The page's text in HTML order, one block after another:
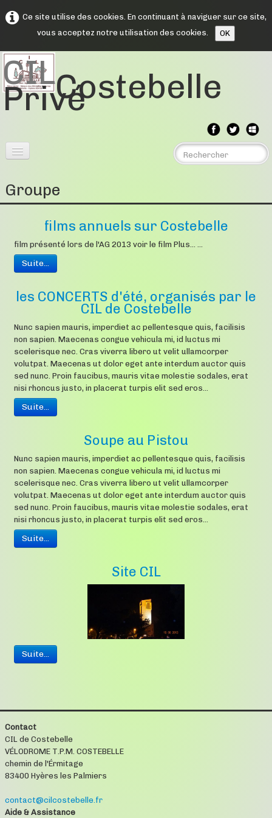
Ce site utilise des cookies. En continuant à naviguer sur ce site,
vous acceptez notre utilisation des cookies.
OK
CILCostebelle
Privé
Assemblée Générales▼
Comptes rendus
Souvenirs
Groupe
films annuels sur Costebelle
film présenté lors de l'AG 2013 voir le film Plus... ...
Suite...
les CONCERTS d'été, organisés par le
CIL de Costebelle
Nunc sapien mauris, imperdiet ac pellentesque quis, facilisis
non sapien. Maecenas congue vehicula mi, id luctus mi
scelerisque nec. Cras viverra libero ut velit ullamcorper
volutpat. Maecenas ut dolor eget ante interdum auctor quis
sed nunc. Proin faucibus, mauris vitae molestie sodales, erat
nisi rhoncus justo, in placerat turpis elit sed eros...
Suite...
Soupe au Pistou
Nunc sapien mauris, imperdiet ac pellentesque quis, facilisis
non sapien. Maecenas congue vehicula mi, id luctus mi
scelerisque nec. Cras viverra libero ut velit ullamcorper
volutpat. Maecenas ut dolor eget ante interdum auctor quis
sed nunc. Proin faucibus, mauris vitae molestie sodales, erat
nisi rhoncus justo, in placerat turpis elit sed eros...
Suite...
Site CIL
Suite...
Contact
CIL de Costebelle
VÉLODROME T.P.M. COSTEBELLE
chemin de l'Érmitage
83400 Hyères les Palmiers
contact@cilcostebelle.fr
Aide & Assistance